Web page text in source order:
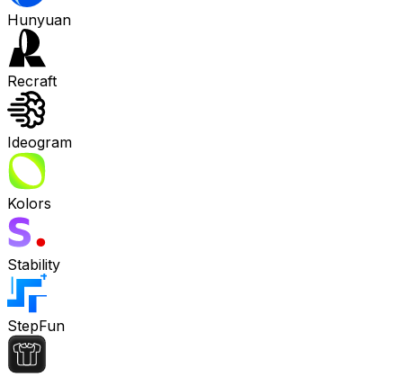
Hunyuan
Recraft
Ideogram
Kolors
Stability
StepFun